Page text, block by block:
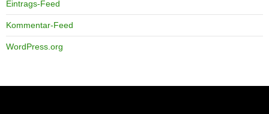
Eintrags-Feed
Kommentar-Feed
WordPress.org